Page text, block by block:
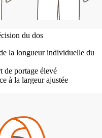
du dos
la longueur individuelle du
de portage élevé
à la largeur ajustée